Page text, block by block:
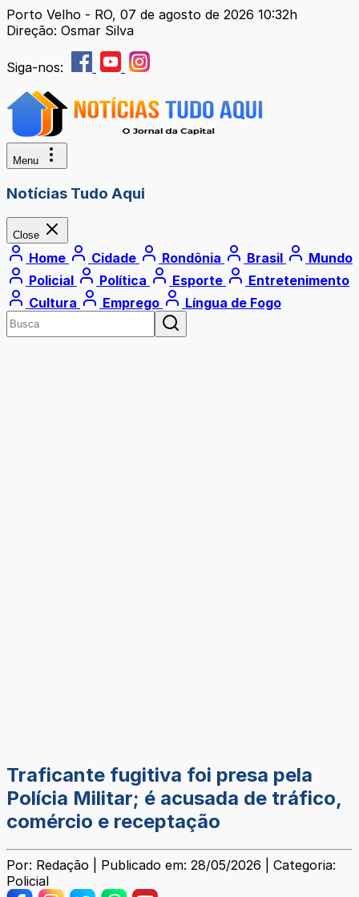
Porto Velho - RO, 07 de agosto de 2026 10:32h
Direção: Osmar Silva
Siga-nos:
Menu
Notícias Tudo Aqui
Close
Home Cidade Rondônia Brasil
Mundo
Policial
Política Esporte
Entretenimento
Cultura
Emprego Língua de Fogo
Traficante fugitiva foi presa pela
Polícia Militar; é acusada de tráfico,
comércio e receptação
Por: Redação | Publicado em: 28/05/2026 | Categoria:
Policial